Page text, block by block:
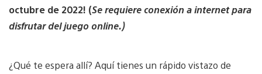
octubre de 2022! (Se requiere conexión a internet para
disfrutar del juego online.)
¿Qué te espera allí? Aquí tienes un rápido vistazo de